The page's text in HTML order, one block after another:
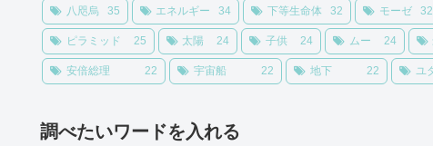
八咫烏 35 エネルギー 34 下等生命体 32 モーゼ 32
ピラミッド 25 太陽 24 子供 24 ムー 24
安倍総理 22 宇宙船 22 地下 22 ユ
調べたいワードを入れる